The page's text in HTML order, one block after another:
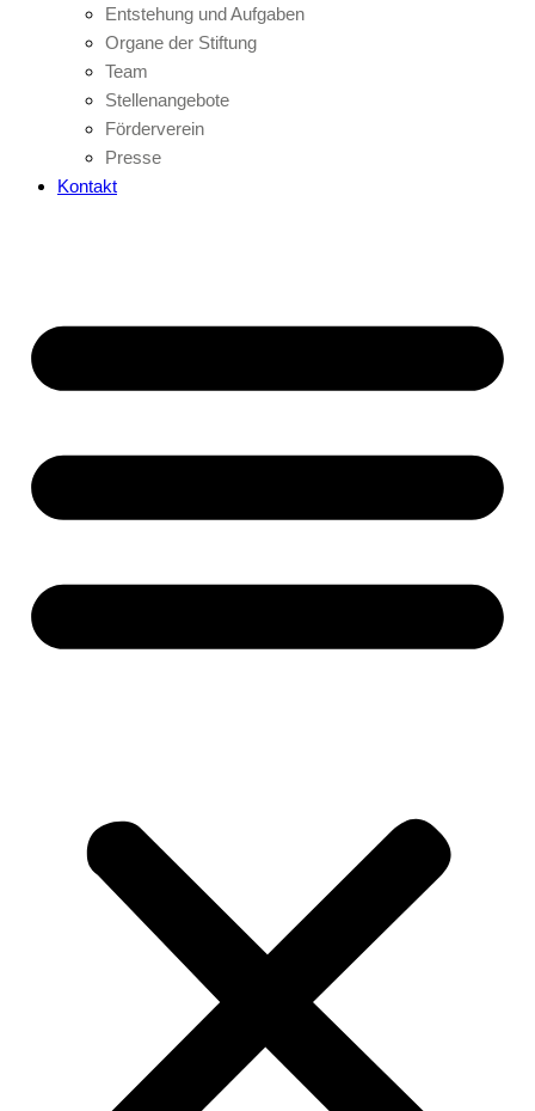
Entstehung und Aufgaben
Organe der Stiftung
Team
Stellenangebote
Förderverein
Presse
Kontakt